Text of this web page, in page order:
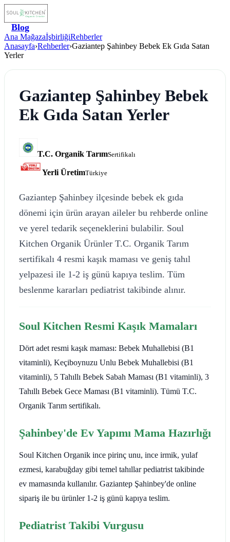
Blog
Ana MağazaİşbirliğiRehberler
Anasayfa›Rehberler›Gaziantep Şahinbey Bebek Ek Gıda Satan
Yerler
Gaziantep Şahinbey Bebek
Ek Gıda Satan Yerler
T.C. Organik TarımSertifikalı
Yerli ÜretimTürkiye
Gaziantep Şahinbey ilçesinde bebek ek gıda
dönemi için ürün arayan aileler bu rehberde online
ve yerel tedarik seçeneklerini bulabilir. Soul
Kitchen Organik Ürünler T.C. Organik Tarım
sertifikalı 4 resmi kaşık maması ve geniş tahıl
yelpazesi ile 1-2 iş günü kapıya teslim. Tüm
beslenme kararları pediatrist takibinde alınır.
Soul Kitchen Resmi Kaşık Mamaları
Dört adet resmi kaşık maması: Bebek Muhallebisi (B1
vitaminli), Keçiboynuzu Unlu Bebek Muhallebisi (B1
vitaminli), 5 Tahıllı Bebek Sabah Maması (B1 vitaminli), 3
Tahıllı Bebek Gece Maması (B1 vitaminli). Tümü T.C.
Organik Tarım sertifikalı.
Şahinbey'de Ev Yapımı Mama Hazırlığı
Soul Kitchen Organik ince pirinç unu, ince irmik, yulaf
ezmesi, karabuğday gibi temel tahıllar pediatrist takibinde
ev mamasında kullanılır. Gaziantep Şahinbey'de online
sipariş ile bu ürünler 1-2 iş günü kapıya teslim.
Pediatrist Takibi Vurgusu